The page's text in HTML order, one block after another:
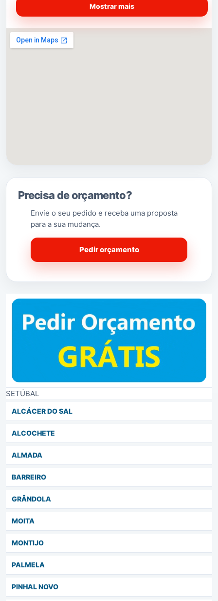
o número de habitantes situava-se nos 7958, o que
reflecte o grande crescimento demográfico desta
freguesia ao longo dos últimos vinte anos. A sua
densidade populacional é 1 800,7 hab./km². Tem
estatuto devila. O associativismo fez história na
(Makro,Autoeuropa,Coca-Cola, etc.) permitindo que
o seu desenvolvimento demográfico fosse rápido.
Mostrar mais
Precisa de orçamento?
Envie o seu pedido e receba uma proposta
para a sua mudança.
Pedir orçamento
SETÚBAL
ALCÁCER DO SAL
ALCOCHETE
ALMADA
BARREIRO
GRÂNDOLA
MOITA
MONTIJO
PALMELA
PINHAL NOVO